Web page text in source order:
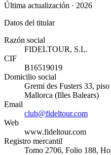
Última actualización · 2026
Datos del titular
Razón social
FIDELTOUR, S.L.
CIF
B16519019
Domicilio social
Gremi des Fusters 33,
Mallorca (Illes Balears)
Email
club@fideltour.com
Web
www.fideltour.com
Registro mercantil
Tomo 2706, Folio 188,